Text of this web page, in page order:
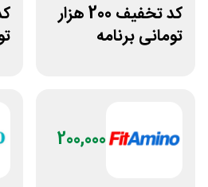
کد تخفیف 200 هزار
تومانی برنامه
200,000